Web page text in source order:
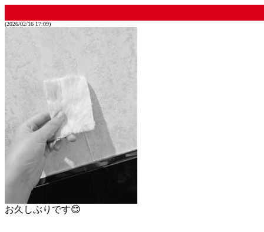
(2026/02/16 17:09)
お久しぶりです😊